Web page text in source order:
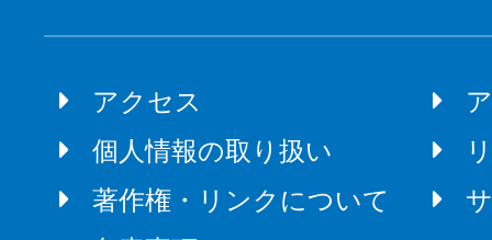
アクセス
個人情報の取り扱い
著作権・リンクについて